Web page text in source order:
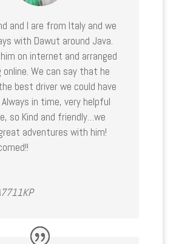
and I are from Italy and we
with Dawut around Java.
on internet and arranged
online. We can say that he
best driver we could have
in time, very helpful
so Kind and friendly…we
adventures with him!